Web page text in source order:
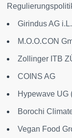
Girindus AG i.L.
M.O.O.CON
Zollinger ITB
COINS AG
Hypewave UG
Borochi
Vegan Food